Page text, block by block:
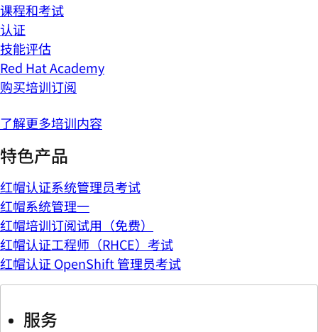
课程和考试
认证
技能评估
Red Hat Academy
购买培训订阅
了解更多培训内容
特色产品
红帽认证系统管理员考试
红帽系统管理一
红帽培训订阅试用（免费）
红帽认证工程师（RHCE）考试
红帽认证 OpenShift 管理员考试
服务